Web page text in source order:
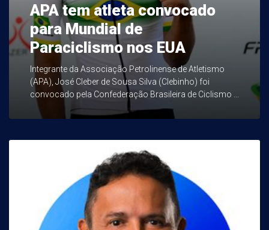
APA tem atleta convocado
para Mundial de
Paraciclismo nos EUA
Integrante da Associação Petrolinense de Atletismo
(APA), José Cleber de Sousa Silva (Clebinho) foi
convocado pela Confederação Brasileira de Ciclismo ...